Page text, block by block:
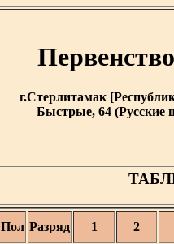
г.Стерлитамак
Быстрые, 64 (Русские
Пол Разряд 1 2